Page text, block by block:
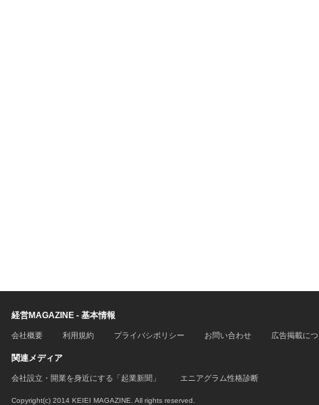
経営MAGAZINE - 基本情報
会社概要 利用規約 プライバシポリシー お問い合わせ 広告掲載に
関連メディア
会社設立・開業を身近にする「起業新聞」 エニアグラム性格診断
Copyright(c) 2014 KEIEI MAGAZINE. All rights reserved.